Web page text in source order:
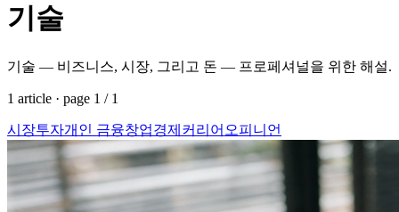
기술
기술 — 비즈니스, 시장, 그리고 돈 — 프로페셔널을 위한 해설.
1 article · page 1 / 1
시장투자개인 금융창업경제 커리어 오피니언